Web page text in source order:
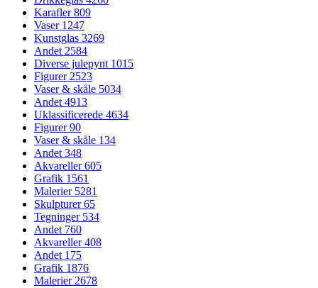
Karafler809
Vaser 1247
Kunstglas 3269
Andet2584
Diverse julepynt 1015
Figurer2523
Vaser & skåle 5034
Andet4913
Uklassificerede 4634
Figurer90
Vaser & skåle 134
Andet348
Akvareller605
Grafik 1561
Malerier 5281
Skulpturer65
Tegninger 534
Andet 760
Akvareller408
Andet 175
Grafik 1876
Malerier2678